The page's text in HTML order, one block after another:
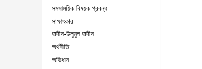
সমসাময়িক বিষয়ক প্রবন্ধ
সাক্ষাৎকার
হাদীস-উলুমুল হাদীস
অর্থনীতি
অভিধান